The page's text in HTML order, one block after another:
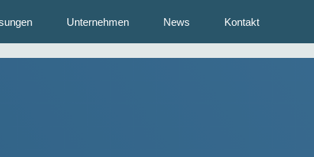
Unternehmen News Kontakt